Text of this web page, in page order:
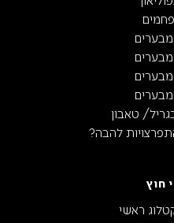
פחמים
טאבון
להבה?
חוץ
ראשי